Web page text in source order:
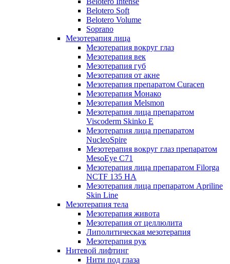
Belotero Soft
Belotero Volume
Soprano
Мезотерапия лица
Мезотерапия вокруг глаз
Мезотерапия век
Мезотерапия губ
Мезотерапия от акне
Мезотерапия препаратом Curacen
Мезотерапия Монако
Мезотерапия Melsmon
Мезотерапия лица препаратом
Viscoderm Skinko E
Мезотерапия лица препаратом
NucleoSpire
Мезотерапия вокруг глаз препаратом
MesoEye С71
Мезотерапия лица препаратом Filorga
NCTF 135 HA
Мезотерапия лица препаратом Apriline
Skin Line
Мезотерапия тела
Мезотерапия живота
Мезотерапия от целлюлита
Липолитическая мезотерапия
Мезотерапия рук
Нитевой лифтинг
Нити под глаза